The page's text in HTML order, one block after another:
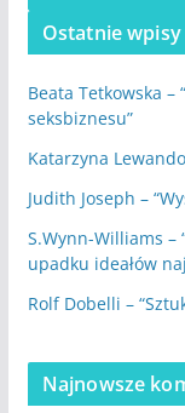
Ostatnie wpisy
Beata Tetkowska –
seksbiznesu”
Katarzyna
Judith Joseph –
S.Wynn-Williams –
upadku ideałów
Rolf Dobelli –
Najnowsze